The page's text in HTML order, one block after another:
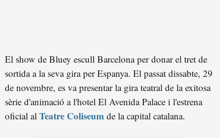
El show de Bluey escull Barcelona per donar el tret de
sortida a la seva gira per Espanya. El passat dissabte, 29
de novembre, es va presentar la gira teatral de la exitosa
sèrie d'animació a l'hotel El Avenida Palace i l'estrena
oficial al Teatre Coliseum de la capital catalana.